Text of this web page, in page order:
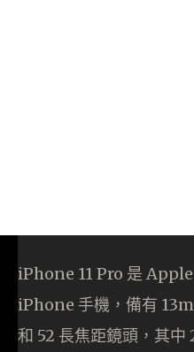
iPhone 11 Pro 是
iPhone 手機，備有
和 52 長焦距鏡頭，其